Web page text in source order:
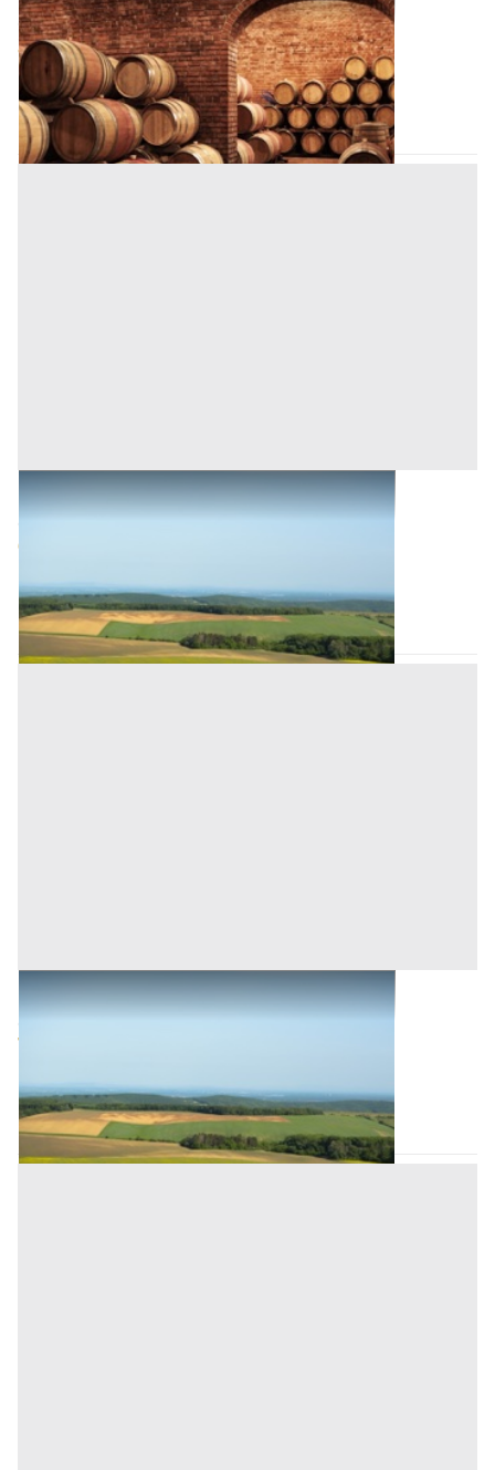
Cardedu (Nuoro)
Offerta minima
338.871 € 451.828 €
Codice asta:CT127966
Asta chiusa
Terreni all'asta a Nuoro
65.088 €
Codice asta:CT133566
Asta chiusa
Terreni all'asta a Nuoro
7.290 €
Codice asta:AL2611102
Asta chiusa